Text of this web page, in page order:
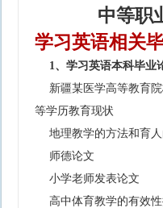
中等职
学习英语相关
1、学习英语本科毕业
新疆某医学高等教育
等学历教育现状
地理教学的方法和育
师德论文
小学老师发表论文
高中体育教学的有效